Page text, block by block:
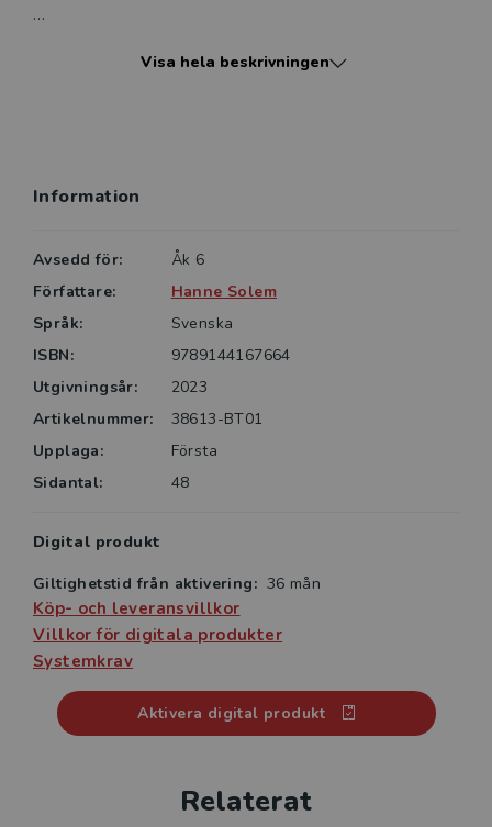
Den här produkten kan beställas av lärare i grundskola
uppgifter på tre nivåer:
Digitalt läromedel
texter inlästa med textföljning. Det finns också
till bokens uppgifter ingår också i det digitala
läromedlet.
Visa hela beskrivningen
Information
Avsedd för:
Åk 6
Författare:
Hanne Solem
Språk:
Svenska
ISBN:
9789144167664
Utgivningsår:
2023
Artikelnummer:
38613-BT01
Upplaga:
Första
Sidantal:
48
Digital produkt
Giltighetstid från aktivering: 36 mån
Köp- och leveransvillkor
Villkor för digitala produkter
Systemkrav
Aktivera digital produkt
Relaterat